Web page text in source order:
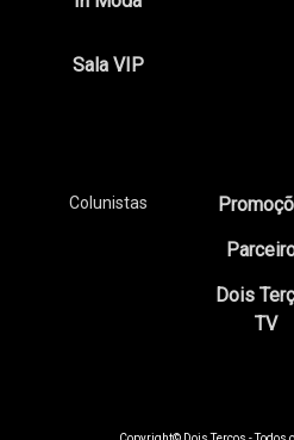
Sala VIP
Colunistas
Dois
TV